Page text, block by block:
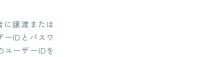
譲渡または
IDとパスワ
ーザーIDを